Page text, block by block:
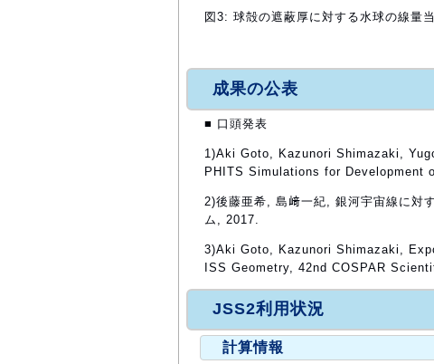
図3: 球殻の遮蔽厚に対する水球の線量
成果の公表
■ 口頭発表
1)Aki Goto, Kazunori Shimazaki,
PHITS Simulations for Development
2)後藤亜希, 島﨑一紀, 銀河宇宙線に対
ム, 2017.
3)Aki Goto, Kazunori Shimazaki,
ISS Geometry, 42nd COSPAR
JSS2利用状況
計算情報